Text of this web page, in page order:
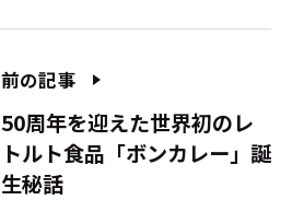
前の記事
50周年を迎えた世界初のレ
トルト食品「ボンカレー」誕
生秘話